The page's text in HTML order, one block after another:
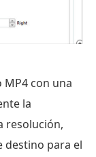
MP4 con una
la
resolución,
destino para el